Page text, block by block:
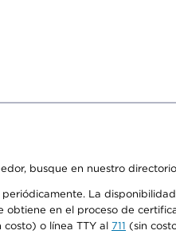
busque en nuestro
La
en el proceso de
o línea TTY al 711 (sin